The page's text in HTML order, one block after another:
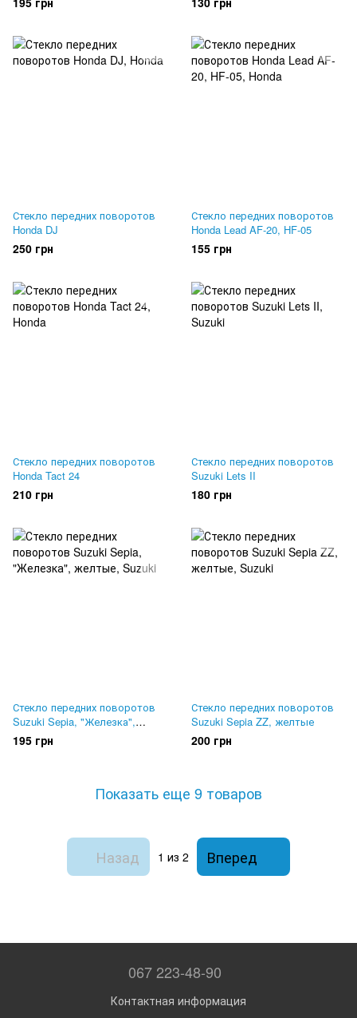
Стекло передних поворотов
Honda DJ
250 грн
Стекло передних поворотов
Honda Lead AF-20, HF-05
155 грн
Стекло передних поворотов
Honda Tact 24
210 грн
Стекло передних поворотов
Suzuki Lets II
180 грн
Стекло передних поворотов
Suzuki Sepia, "Железка",
желтые
195 грн
Стекло передних поворотов
Suzuki Sepia ZZ, желтые
200 грн
Показать еще 9 товаров
Назад 1 из 2 Вперед
067 223-48-90
Контактная информация